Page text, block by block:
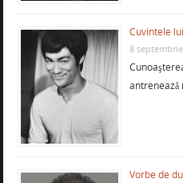
Cuvintele
8
Vorbe de